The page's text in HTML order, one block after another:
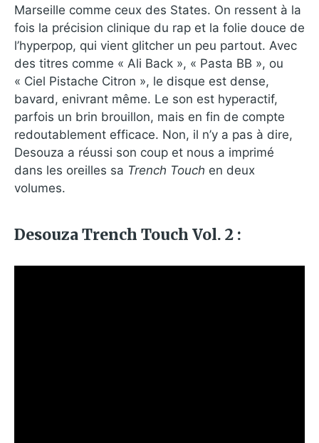
Marseille comme ceux des States. On ressent à la
fois la précision clinique du rap et la folie douce de
l’hyperpop, qui vient glitcher un peu partout. Avec
des titres comme « Ali Back », « Pasta BB », ou
« Ciel Pistache Citron », le disque est dense,
bavard, enivrant même. Le son est hyperactif,
parfois un brin brouillon, mais en fin de compte
redoutablement efficace. Non, il n’y a pas à dire,
Desouza a réussi son coup et nous a imprimé
dans les oreilles sa Trench Touch en deux
volumes.
Desouza Trench Touch Vol. 2 :